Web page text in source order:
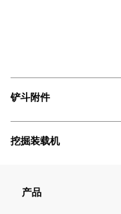
铲斗附件
挖掘装载机
产品